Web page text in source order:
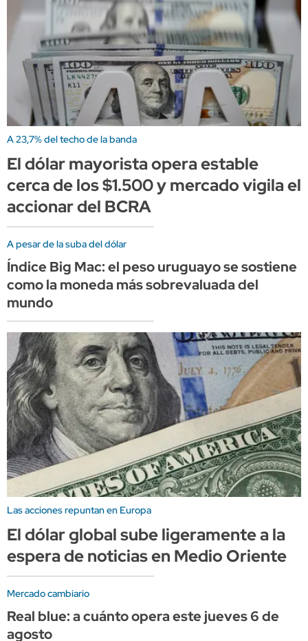
A 23,7% del techo de la banda
El dólar mayorista opera estable
cerca de los $1.500 y mercado vigila el
accionar del BCRA
A pesar de la suba del dólar
Índice Big Mac: el peso uruguayo se sostiene
como la moneda más sobrevaluada del
mundo
Las acciones repuntan en Europa
El dólar global sube ligeramente a la
espera de noticias en Medio Oriente
Mercado cambiario
Real blue: a cuánto opera este jueves 6 de
agosto